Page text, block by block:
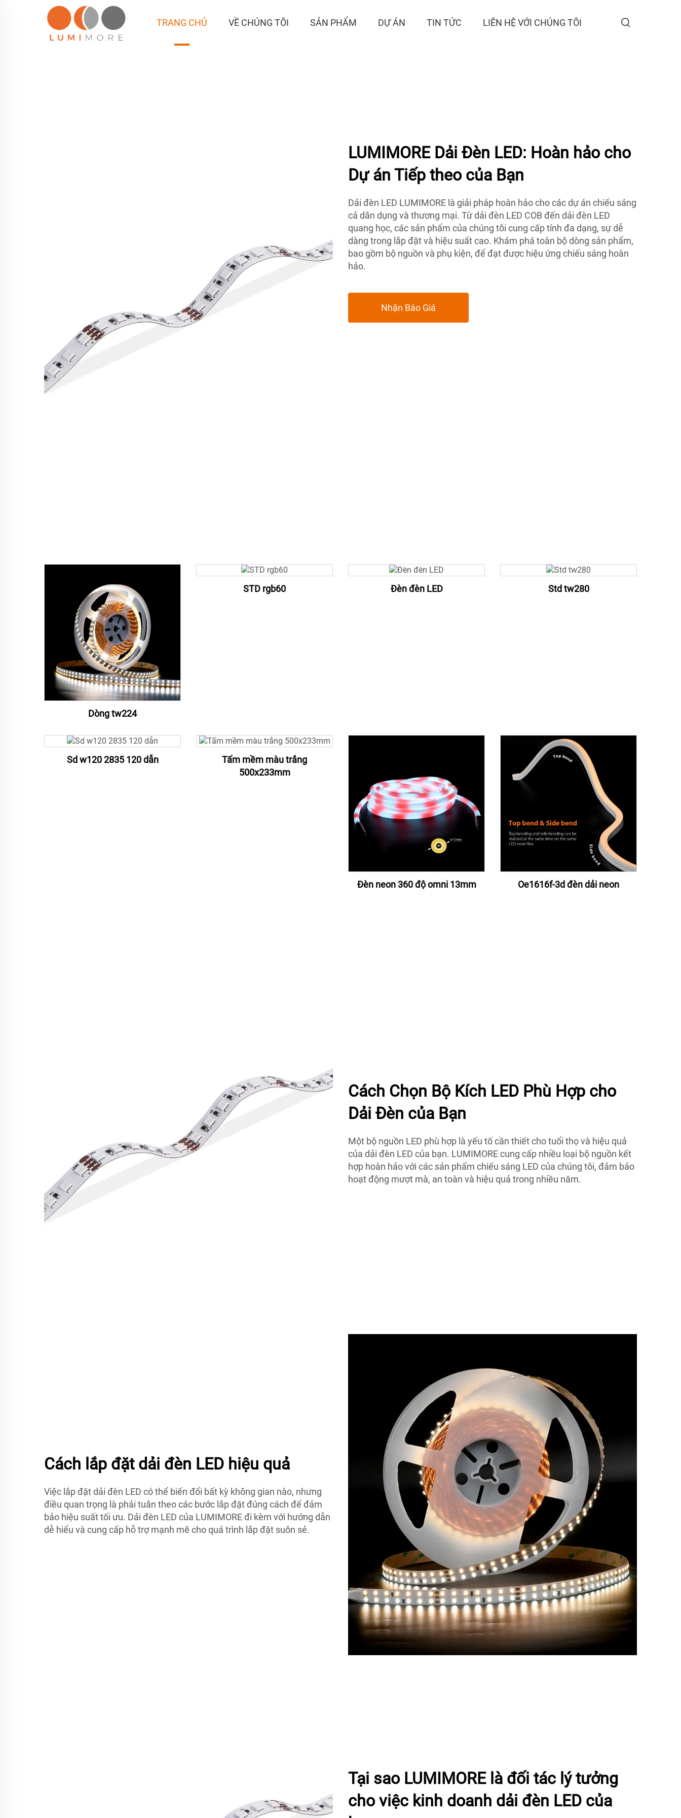
TRANG CHỦ VỀ CHÚNG TÔI SẢN PHẨM DỰ ÁN TIN TỨC LIÊN HỆ VỚI CHÚNG TÔI
LUMIMORE Dải Đèn LED: Hoàn hảo cho
Dự án Tiếp theo của Bạn
Dải đèn LED LUMIMORE là giải pháp hoàn hảo cho các dự án chiếu sáng
cả dân dụng và thương mại. Từ dải đèn LED COB đến dải đèn LED
quang học, các sản phẩm của chúng tôi cung cấp tính đa dạng, sự dễ
dàng trong lắp đặt và hiệu suất cao. Khám phá toàn bộ dòng sản phẩm,
bao gồm bộ nguồn và phụ kiện, để đạt được hiệu ứng chiếu sáng hoàn
hảo.
Nhận Báo Giá
Dòng tw224
STD rgb60 Đèn đèn LED Std tw280
Sd w120 2835 120 dẫn
Tấm mềm màu trắng
500x233mm
Đèn neon 360 độ omni 13mm Oe1616f-3d đèn dải neon
Cách Chọn Bộ Kích LED Phù Hợp cho
Dải Đèn của Bạn
Một bộ nguồn LED phù hợp là yếu tố cần thiết cho tuổi thọ và hiệu quả
của dải đèn LED của bạn. LUMIMORE cung cấp nhiều loại bộ nguồn kết
hợp hoàn hảo với các sản phẩm chiếu sáng LED của chúng tôi, đảm bảo
hoạt động mượt mà, an toàn và hiệu quả trong nhiều năm.
Cách lắp đặt dải đèn LED hiệu quả
Việc lắp đặt dải đèn LED có thể biến đổi bất kỳ không gian nào, nhưng
điều quan trọng là phải tuân theo các bước lắp đặt đúng cách để đảm
bảo hiệu suất tối ưu. Dải đèn LED của LUMIMORE đi kèm với hướng dẫn
dễ hiểu và cung cấp hỗ trợ mạnh mẽ cho quá trình lắp đặt suôn sẻ.
Tại sao LUMIMORE là đối tác lý tưởng
cho việc kinh doanh dải đèn LED của